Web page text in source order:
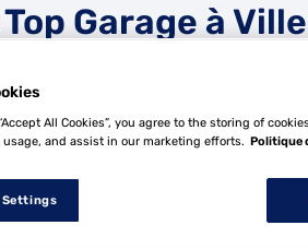
Top Garage à
8 Top Garage à
All Cookies”, you agree to the storing of
usage, and assist in our marketing efforts. Politique
Settings